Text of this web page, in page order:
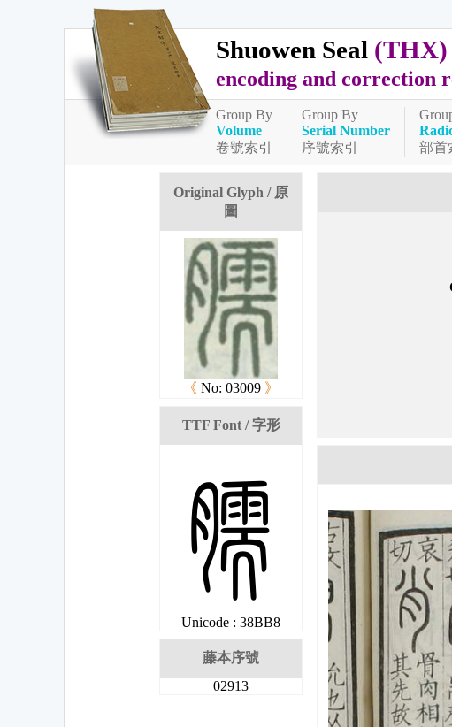
Shuowen Seal (THX)
encoding and correction
Group By
Volume
卷號索引
Group By
Serial Number
序號索引
部首
Original Glyph / 原
圖
《 No: 03009 》
TTF Font / 字形
妸
Unicode : 38BB8
藤本序號
02913